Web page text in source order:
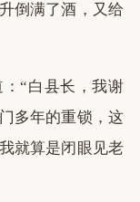
倒满了酒，又给
“白县长，我谢
多年的重锁，这
就算是闭眼见老